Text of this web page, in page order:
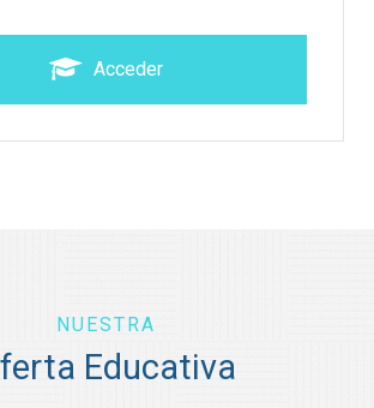
Acceder
NUESTRA
Educativa